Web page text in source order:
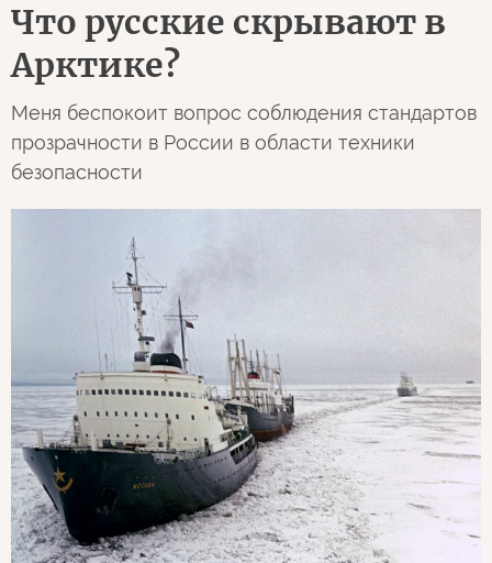
Что русские скрывают в
Арктике?
Меня беспокоит вопрос соблюдения стандартов
прозрачности в России в области техники
безопасности